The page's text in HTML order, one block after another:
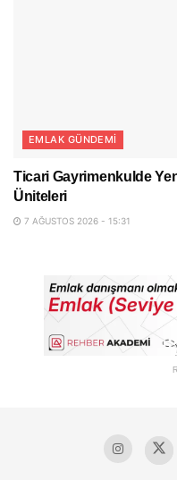
EMLAK GÜNDEMI
Ticari Gayrimenkulde
Üniteleri
7 AĞUSTOS 2026 - 15:31